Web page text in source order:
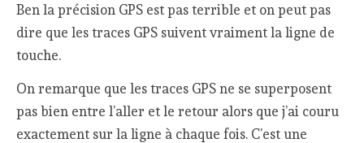
Ben la précision GPS est pas terrible et on peut pas
dire que les traces GPS suivent vraiment la ligne de
touche.
On remarque que les traces GPS ne se superposent
pas bien entre l’aller et le retour alors que j’ai couru
exactement sur la ligne à chaque fois. C’est une